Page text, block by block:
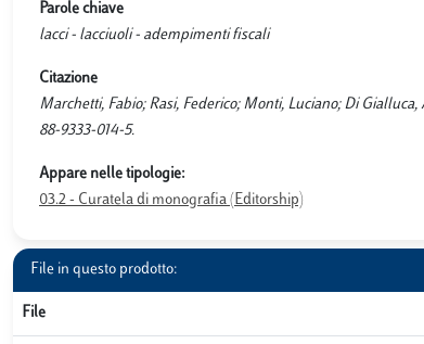
Parole chiave
lacci - lacciuoli - adempimenti fiscali
Citazione
Marchetti, Fabio; Rasi, Federico; Monti, Luciano; Di
88-9333-014-5.
Appare nelle tipologie:
03.2 - Curatela di monografia (Editorship)
File in questo prodotto:
File